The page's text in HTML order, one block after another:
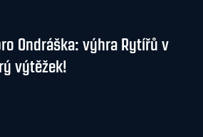
Ondráška: výhra Rytířů v
výtěžek!